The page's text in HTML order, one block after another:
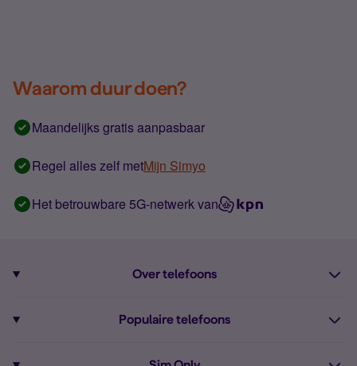
Waarom duur doen?
Maandelijks gratis aanpasbaar
Regel alles zelf metMijn Simyo
Het betrouwbare 5G-netwerk van
Over telefoons
Populaire telefoons